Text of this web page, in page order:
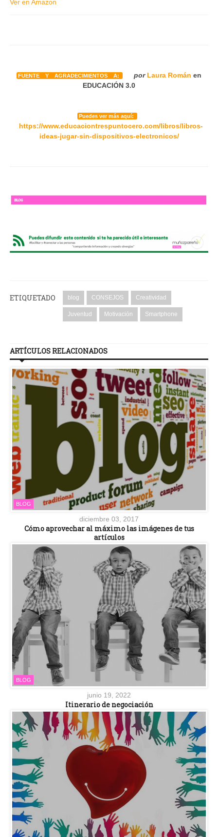
Ver en Amazon
FUENTE Y AGRADECIMIENTOS A: por Laura Román en
EDUCACIÓN 3.0
Puedes ver más aquí:
https://www.educaciontrespuntocero.com/libros/libros-
ideas-jugar-sin-dispositivos-electronicos/
ETIQUETADO blog CONSEJOS Creatividad
Juventud Motivación Smartphone
ARTÍCULOS RELACIONADOS
BLOG
diciembre 03, 2017
Cómo aprovechar al máximo las imágenes de tus
artículos
BLOG
junio 19, 2022
Itinerario de negociación